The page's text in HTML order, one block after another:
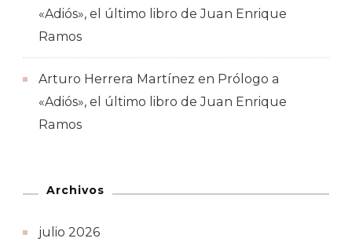
«Adiós», el último libro de Juan Enrique
Ramos
Arturo Herrera Martínez en Prólogo a
«Adiós», el último libro de Juan Enrique
Ramos
Archivos
julio 2026